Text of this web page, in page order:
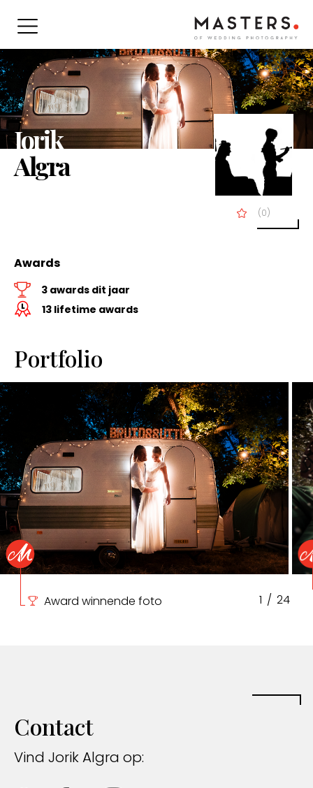
Jorik
Algra
(0)
Awards
3 awards dit jaar
13 lifetime awards
Portfolio
Award winnende foto 1 / 24
Contact
Vind Jorik Algra op: